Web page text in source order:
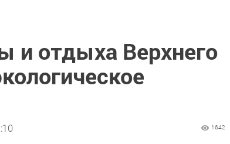
и отдыха Верхнего
1642